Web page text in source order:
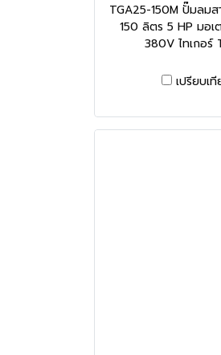
TGA25-150M ปั๊มลม
150 ลิตร 5 HP มอเ
380V ไทเกอร์
เปรียบเ